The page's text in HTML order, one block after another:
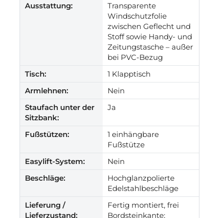
Ausstattung:
Transparente
Windschutzfolie
zwischen Geflecht und
Stoff sowie Handy- und
Zeitungstasche – außer
bei PVC-Bezug
Tisch:
1 Klapptisch
Armlehnen:
Nein
Staufach unter der
Sitzbank:
Ja
Fußstützen:
1 einhängbare
Fußstütze
Easylift-System:
Nein
Beschläge:
Hochglanzpolierte
Edelstahlbeschläge
Lieferung /
Lieferzustand:
Fertig montiert, frei
Bordsteinkante;